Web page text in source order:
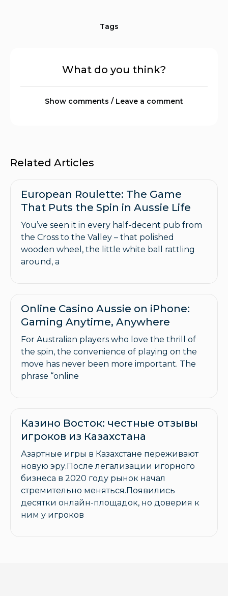
Tags
What do you think?
Show comments / Leave a comment
Related Articles
European Roulette: The Game
That Puts the Spin in Aussie Life
You’ve seen it in every half-decent pub from
the Cross to the Valley – that polished
wooden wheel, the little white ball rattling
around, a
Online Casino Aussie on iPhone:
Gaming Anytime, Anywhere
For Australian players who love the thrill of
the spin, the convenience of playing on the
move has never been more important. The
phrase “online
Казино Восток: честные отзывы
игроков из Казахстана
Азартные игры в Казахстане переживают
новую эру.После легализации игорного
бизнеса в 2020 году рынок начал
стремительно меняться.Появились
десятки онлайн-площадок, но доверия к
ним у игроков